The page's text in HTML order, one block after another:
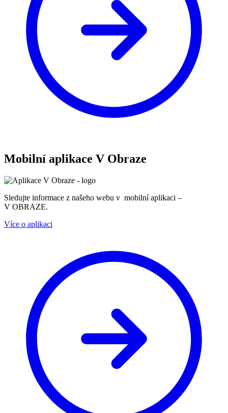
Mobilní aplikace V Obraze
Sledujte informace z našeho webu v mobilní aplikaci –
V OBRAZE.
Více o aplikaci